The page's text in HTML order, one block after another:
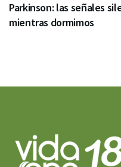
Parkinson: las señales
mientras dormimos